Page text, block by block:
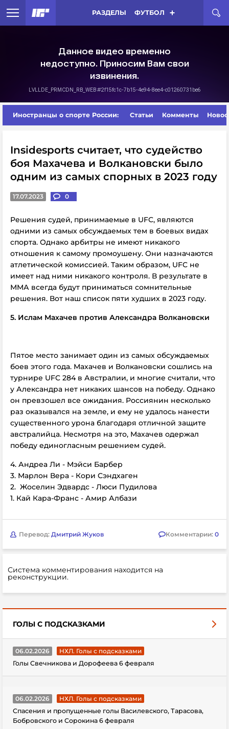
РАЗДЕЛЫ ФУТБОЛ
Иностранцы о спорте России: Статьи Комменты
Insidesports считает, что судейство
боя Махачева и Волкановски было
одним из самых спорных в 2023 году
17.07.2023 0
Решения судей, принимаемые в UFC, являются
одними из самых обсуждаемых тем в боевых видах
спорта. Однако арбитры не имеют никакого
отношения к самому промоушену. Они назначаются
атлетической комиссией. Таким образом, UFC не
имеет над ними никакого контроля. В результате в
ММА всегда будут приниматься сомнительные
решения. Вот наш список пяти худших в 2023 году.
5. Ислам Махачев против Александра Волкановски
Пятое место занимает один из самых обсуждаемых
боев этого года. Махачев и Волкановски сошлись на
турнире UFC 284 в Австралии, и многие считали, что
у Александра нет никаких шансов на победу. Однако
он превзошел все ожидания. Россиянин несколько
раз оказывался на земле, и ему не удалось нанести
существенного урона благодаря отличной защите
австралийца. Несмотря на это, Махачев одержал
победу единогласным решением судей.
4. Андреа Ли - Мэйси Барбер
3. Марлон Вера - Кори Сэндхаген
2. Жоселин Эдвардс - Люси Пудилова
1. Кай Кара-Франс - Амир Албази
Перевод: Дмитрий Жуков Комментарии: 0
Система комментирования находится на
реконструкции.
ГОЛЫ С ПОДСКАЗКАМИ
06.02.2026
НХЛ. Голы с подсказками
Голы Свечникова и Дорофеева 6 февраля
06.02.2026
НХЛ. Голы с подсказками
Спасения и пропущенные голы Василевского, Тарасова,
Бобровского и Сорокина 6 февраля